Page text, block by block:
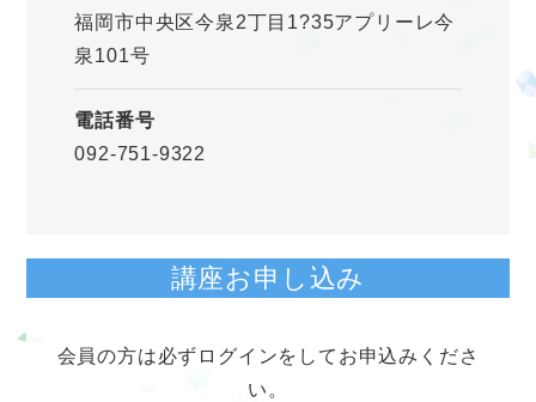
福岡市中央区今泉2丁目1?35アプリーレ今
泉101号
電話番号
092-751-9322
講座お申し込み
会員の方は必ずログインをしてお申込みくださ
い。